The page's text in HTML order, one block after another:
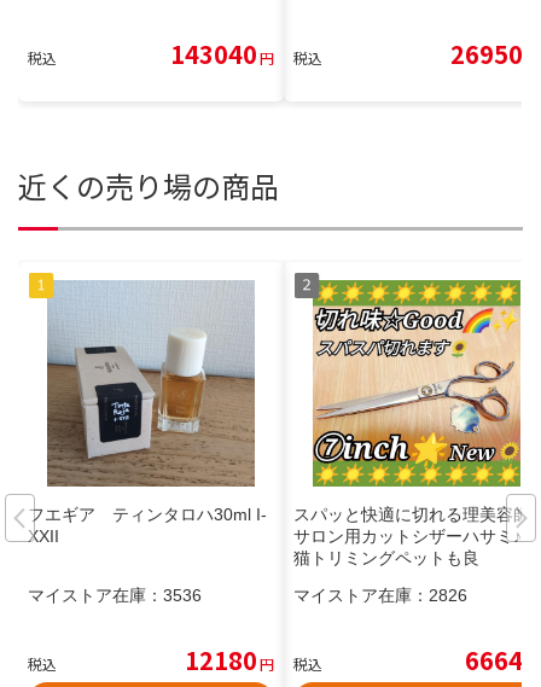
税込 143040円 税込 26950
近くの売り場の商品
フエギア ティンタロハ30ml I-
XXII
マイストア在庫： 3536
税込 12180円
スパッと快適に切れる理美容師
サロン用カットシザーハサミ♪犬
猫トリミングペットも良
マイストア在庫： 2826
税込 6664